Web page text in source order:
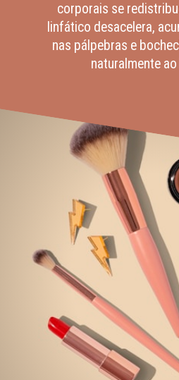
corporais se
linfático desacelera,
nas pálpebras e
naturalmente